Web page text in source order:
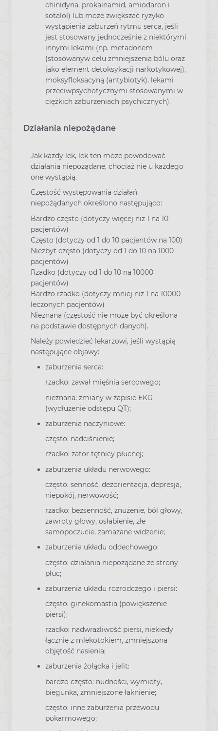
chinidyna, prokainamid, amiodaron i
sotalol) lub może zwiększać ryzyko
wystąpienia zaburzeń rytmu serca, jeśli
jest stosowany jednocześnie z niektórymi
innymi lekami (np. metadonem
(stosowanyw celu zmniejszenia bólu oraz
jako element detoksykacji narkotykowej),
moksyfloksacyną (antybiotyk), lekami
przeciwpsychotycznymi stosowanymi w
ciężkich zaburzeniach psychicznych).
Działania niepożądane
Jak każdy lek, lek ten może powodować
działania niepożądane, chociaż nie u każdego
one wystąpią.
Częstość występowania działań
niepożądanych określono następująco:
Bardzo często (dotyczy więcej niż 1 na 10
pacjentów)
Często (dotyczy od 1 do 10 pacjentów na 100)
Niezbyt często (dotyczy od 1 do 10 na 1000
pacjentów)
Rzadko (dotyczy od 1 do 10 na 10000
pacjentów)
Bardzo rzadko (dotyczy mniej niż 1 na 10000
leczonych pacjentów)
Nieznana (częstość nie może być określona
na podstawie dostępnych danych).
Należy powiedzieć lekarzowi, jeśli wystąpią
następujące objawy:
zaburzenia serca:
rzadko: zawał mięśnia sercowego;
nieznana: zmiany w zapisie EKG
(wydłużenie odstępu QT);
zaburzenia naczyniowe:
często: nadciśnienie;
rzadko: zator tętnicy płucnej;
zaburzenia układu nerwowego:
często: senność, dezorientacja, depresja,
niepokój, nerwowość;
rzadko: bezsenność, znużenie, ból głowy,
zawroty głowy, osłabienie, złe
samopoczucie, zamazane widzenie;
zaburzenia układu oddechowego:
często: działania niepożądane ze strony
płuc;
zaburzenia układu rozrodczego i piersi:
często: ginekomastia (powiększenie
piersi);
rzadko: nadwrażliwość piersi, niekiedy
łącznie z mlekotokiem, zmniejszona
objętość nasienia;
zaburzenia żołądka i jelit:
bardzo często: nudności, wymioty,
biegunka, zmniejszone łaknienie;
często: inne zaburzenia przewodu
pokarmowego;